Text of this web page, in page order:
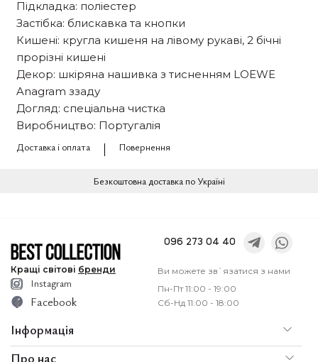
Підкладка: поліестер
Застібка: блискавка та кнопки
Кишені: кругла кишеня на лівому рукаві, 2 бічні
прорізні кишені
Декор: шкіряна нашивка з тисненням LOEWE
Anagram ззаду
Догляд: спеціальна чистка
Виробництво: Португалія
Доставка і оплата
Повернення
Безкоштовна доставка по Україні
Кращі світові бренди
096 273 04 40
Ви можете зв`язатися з нами
Пн-Пт 11:00 - 19:00
Сб-Нд 11:00 - 18:00
Про нас
Інформація
Instagram
Facebook